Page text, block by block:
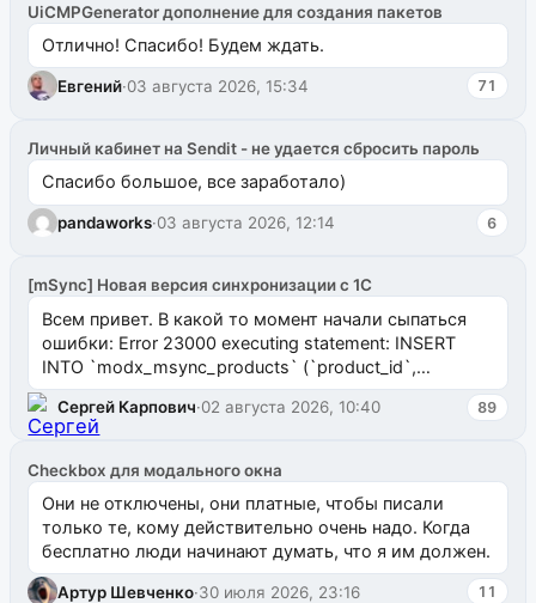
UiCMPGenerator дополнение для создания пакетов
Отлично! Спасибо! Будем ждать.
Евгений·03 августа 2026, 15:34 71
Личный кабинет на Sendit - не удается сбросить пароль
Спасибо большое, все заработало)
pandaworks·03 августа 2026, 12:14 6
[mSync] Новая версия синхронизации с 1С
Всем привет. В какой то момент начали сыпаться
ошибки: Error 23000 executing statement: INSERT
INTO `modx_msync_products` (`product_id`,
`uuid_1c`) VALUES ...
Сергей Карпович·02 августа 2026, 10:40 89
Checkbox для модального окна
Они не отключены, они платные, чтобы писали
только те, кому действительно очень надо. Когда
бесплатно люди начинают думать, что я им должен.
Артур Шевченко·30 июля 2026, 23:16 11